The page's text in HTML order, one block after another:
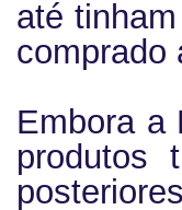
até
comprado
Embora a
produtos